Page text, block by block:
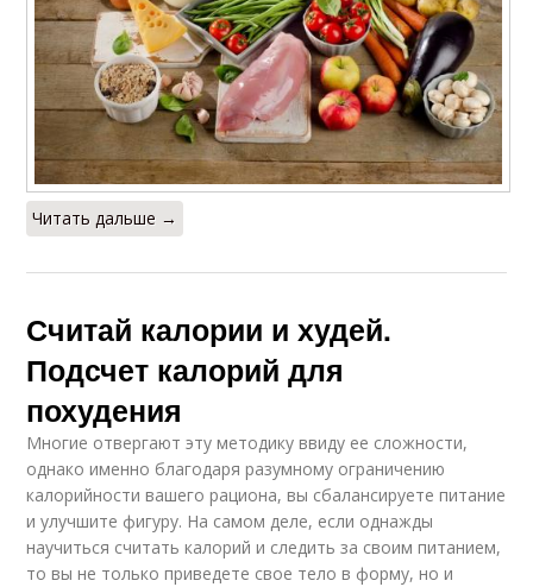
Читать дальше →
Считай калории и худей.
Подсчет калорий для
похудения
Многие отвергают эту методику ввиду ее сложности,
однако именно благодаря разумному ограничению
калорийности вашего рациона, вы сбалансируете питание
и улучшите фигуру. На самом деле, если однажды
научиться считать калорий и следить за своим питанием,
то вы не только приведете свое тело в форму, но и